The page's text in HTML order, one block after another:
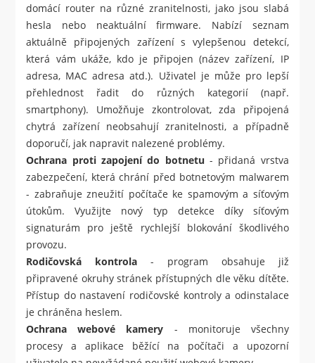
domácí router na různé zranitelnosti, jako jsou slabá
hesla nebo neaktuální firmware. Nabízí seznam
aktuálně připojených zařízení s vylepšenou detekcí,
která vám ukáže, kdo je připojen (název zařízení, IP
adresa, MAC adresa atd.). Uživatel je může pro lepší
přehlednost řadit do různých kategorií (např.
smartphony). Umožňuje zkontrolovat, zda připojená
chytrá zařízení neobsahují zranitelnosti, a případně
doporučí, jak napravit nalezené problémy.
Ochrana proti zapojení do botnetu - přidaná vrstva
zabezpečení, která chrání před botnetovým malwarem
- zabraňuje zneužití počítače ke spamovým a síťovým
útokům. Využijte nový typ detekce díky síťovým
signaturám pro ještě rychlejší blokování škodlivého
provozu.
Rodičovská kontrola - program obsahuje již
připravené okruhy stránek přístupných dle věku dítěte.
Přístup do nastavení rodičovské kontroly a odinstalace
je chráněna heslem.
Ochrana webové kamery - monitoruje všechny
procesy a aplikace běžící na počítači a upozorní